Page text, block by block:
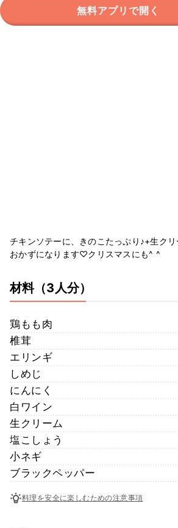
無料アプリで開く
チキンソテーに、きのこたっぷり♪+生ク
おかずになります♡クリスマスにも^ ^
材料（3人分）
鶏もも肉
椎茸
エリンギ
しめじ
にんにく
白ワイン
生クリーム
塩こしょう
小ネギ
ブラックペッパー
料理を安全に楽しむための注意事項